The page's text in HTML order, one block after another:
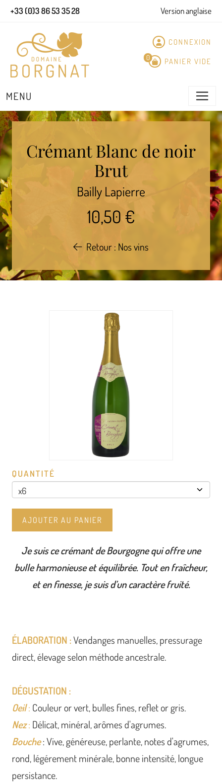
+33 (0)3 86 53 35 28 Version anglaise
CONNEXION
0 PANIER VIDE
MENU
Crémant Blanc de noir
Brut
Bailly Lapierre
10,50 €
Retour : Nos vins
QUANTITÉ
AJOUTER AU PANIER
Je suis ce crémant de Bourgogne qui offre une
bulle harmonieuse et équilibrée. Tout en fraîcheur,
et en finesse, je suis d’un caractère fruité.
ÉLABORATION :Vendanges manuelles, pressurage
direct, élevage selon méthode ancestrale.
DÉGUSTATION :
Oeil: Couleur or vert, bulles fines, reflet or gris.
Nez: Délicat, minéral, arômes d'agrumes.
Bouche: Vive, généreuse, perlante, notes d'agrumes,
rond, légérement minérale, bonne intensité, longue
persistance.
Panneau de gestion des cookies